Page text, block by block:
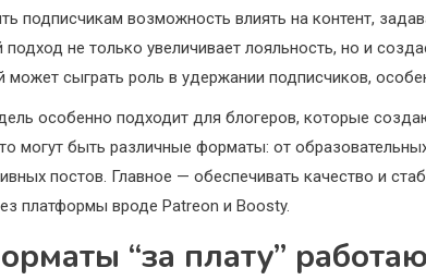
подписчикам возможность влиять на контент,
подход не только увеличивает лояльность, но и
может сыграть роль в удержании подписчиков,
особенно подходит для блогеров, которые
могут быть различные форматы: от
постов. Главное — обеспечивать качество и
платформы вроде Patreon и Boosty.
“за плату”